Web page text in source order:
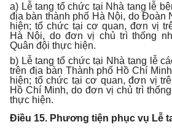
a) Lễ tang tổ chức tại Nhà tang lễ
địa bàn thành phố Hà Nội, do Đoàn
hiện; tổ chức tại cơ quan, đơn vị
Hà Nội, do đơn vị chủ trì thống
Quân đội thực hiện.
b) Lễ tang tổ chức tại Nhà tang lễ
trên địa bàn Thành phố Hồ Chí
hiện; tổ chức tại cơ quan, đơn vị
Hồ Chí Minh, do đơn vị chủ trì
thực hiện.
Điều 15. Phương tiện phục vụ Lễ